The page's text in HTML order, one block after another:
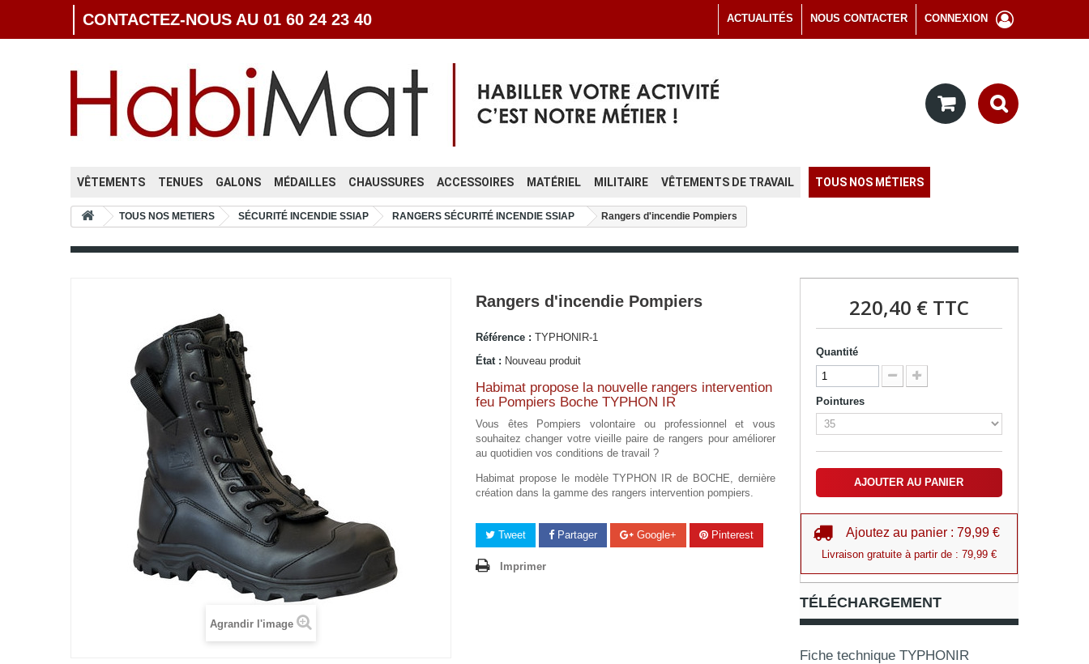
CONNEXION
NOUS CONTACTER
ACTUALITÉS
CONTACTEZ-NOUS AU 01 60 24 23 40
VÊTEMENTS TENUES GALONS MÉDAILLES CHAUSSURES ACCESSOIRES MATÉRIEL MILITAIRE VÊTEMENTS DE TRAVAIL TOUS NOS MÉTIERS
TOUS NOS METIERS SÉCURITÉ INCENDIE SSIAP RANGERS SÉCURITÉ INCENDIE SSIAP Rangers d'incendie Pompiers
Agrandir l'image
Rangers d'incendie Pompiers
Référence : TYPHONIR-1
État : Nouveau produit
Habimat propose la nouvelle rangers intervention
feu Pompiers Boche TYPHON IR
Vous êtes Pompiers volontaire ou professionnel et vous
souhaitez changer votre vieille paire de rangers pour améliorer
au quotidien vos conditions de travail ?
Habimat propose le modèle TYPHON IR de BOCHE, dernière
création dans la gamme des rangers intervention pompiers.
Tweet Partager Google+ Pinterest
Imprimer
220,40 €TTC
Quantité
Pointures
AJOUTER AU PANIER
Ajoutez au panier : 79,99 €
Livraison gratuite à partir de : 79,99 €
TÉLÉCHARGEMENT
Fiche technique TYPHONIR